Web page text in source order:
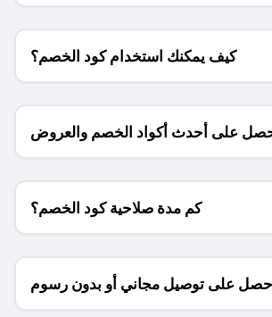
كيف يمكنك استخدام كود الخصم؟
على أحدث أكواد الخصم والعروض
للمتاجر؟
كم مدة صلاحية كود الخصم؟
على توصيل مجاني أو بدون رسوم
الشحن ؟